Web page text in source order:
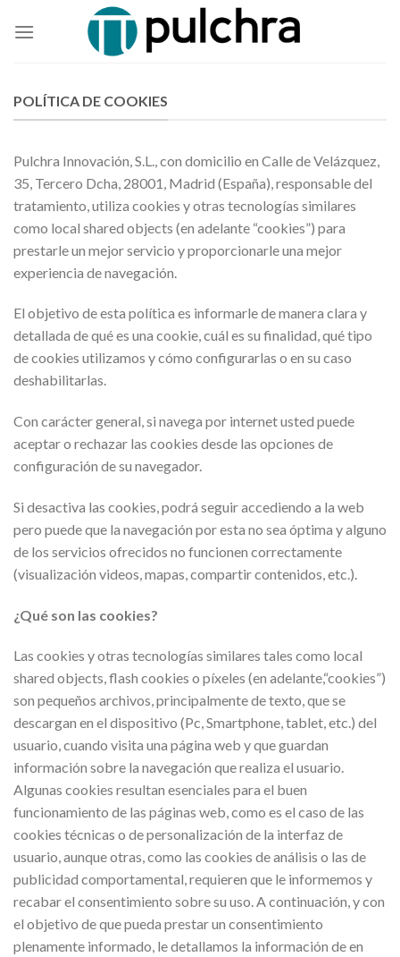
POLÍTICA DE COOKIES
Pulchra Innovación, S.L., con domicilio en Calle de Velázquez,
35, Tercero Dcha, 28001, Madrid (España), responsable del
tratamiento, utiliza cookies y otras tecnologías similares
como local shared objects (en adelante “cookies”) para
prestarle un mejor servicio y proporcionarle una mejor
experiencia de navegación.
El objetivo de esta política es informarle de manera clara y
detallada de qué es una cookie, cuál es su finalidad, qué tipo
de cookies utilizamos y cómo configurarlas o en su caso
deshabilitarlas.
Con carácter general, si navega por internet usted puede
aceptar o rechazar las cookies desde las opciones de
configuración de su navegador.
Si desactiva las cookies, podrá seguir accediendo a la web
pero puede que la navegación por esta no sea óptima y alguno
de los servicios ofrecidos no funcionen correctamente
(visualización videos, mapas, compartir contenidos, etc.).
¿Qué son las cookies?
Las cookies y otras tecnologías similares tales como local
shared objects, flash cookies o píxeles (en adelante,“cookies”)
son pequeños archivos, principalmente de texto, que se
descargan en el dispositivo (Pc, Smartphone, tablet, etc.) del
usuario, cuando visita una página web y que guardan
información sobre la navegación que realiza el usuario.
Algunas cookies resultan esenciales para el buen
funcionamiento de las páginas web, como es el caso de las
cookies técnicas o de personalización de la interfaz de
usuario, aunque otras, como las cookies de análisis o las de
publicidad comportamental, requieren que le informemos y
recabar el consentimiento sobre su uso. A continuación, y con
el objetivo de que pueda prestar un consentimiento
plenamente informado, le detallamos la información de en